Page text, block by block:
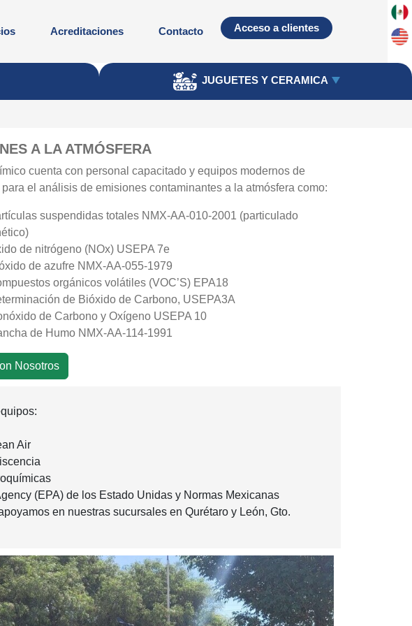
Acreditaciones Contacto Acceso a clientes
JUGUETES Y CERAMICA
A LA ATMÓSFERA
cuenta con personal capacitado y equipos modernos de
el análisis de emisiones contaminantes a la atmósfera como:
suspendidas totales NMX-AA-010-2001 (particulado
de nitrógeno (NOx) USEPA 7e
de azufre NMX-AA-055-1979
orgánicos volátiles (VOC’S) EPA18
de Bióxido de Carbono, USEPA3A
de Carbono y Oxígeno USEPA 10
de Humo NMX-AA-114-1991
Nosotros
Air
(EPA) de los Estado Unidas y Normas Mexicanas
en nuestras sucursales en Qurétaro y León, Gto.